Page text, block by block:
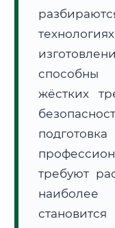
Расчет логистики
• Маршрут транзита:
• Экспресс-доставка
📜 Документы и
🔍Нажмите на
способны
жёстких
требуют